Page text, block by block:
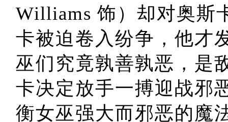
Williams 饰）却对奥斯
卡被迫卷入纷争，他才
巫们究竟孰善孰恶，是
卡决定放手一搏迎战邪
衡女巫强大而邪恶的魔